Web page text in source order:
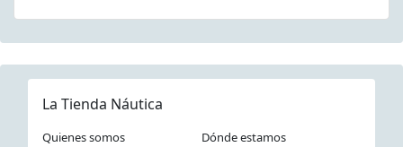
La Tienda Náutica
Quienes somos
Dónde estamos